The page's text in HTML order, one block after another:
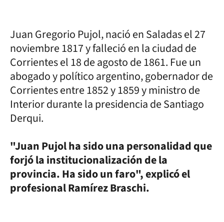
Juan Gregorio Pujol, nació en Saladas el 27
noviembre 1817 y falleció en la ciudad de
Corrientes el 18 de agosto de 1861. Fue un
abogado y político argentino, gobernador de
Corrientes entre 1852 y 1859 y ministro de
Interior durante la presidencia de Santiago
Derqui.
"Juan Pujol ha sido una personalidad que
forjó la institucionalización de la
provincia. Ha sido un faro", explicó el
profesional Ramírez Braschi.